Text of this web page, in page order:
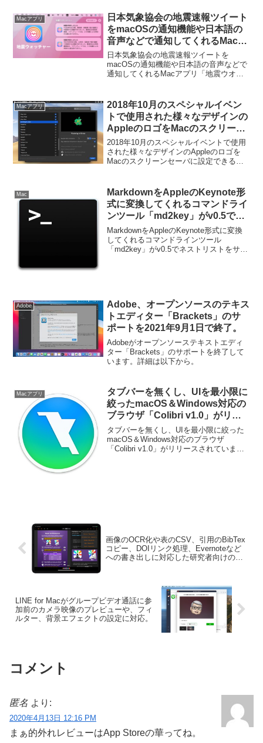
Macアプリ
日本気象協会の地震速報ツイート
をmacOSの通知機能や日本語の
音声などで通知してくれるMacア
プリ「地震ウオッチャー」がリリ
ース。
日本気象協会の地震速報ツイートを
macOSの通知機能や日本語の音声などで
通知してくれるMacアプリ「地震ウオッ
Macアプリ
2018年10月のスペシャルイベン
トで使用された様々なデザインの
AppleのロゴをMacのスクリーン
セーバに設定できる
「Brooklyn」がアニメーション
の選択に対応。
2018年10月のスペシャルイベントで使用
された様々なデザインのAppleのロゴを
Macのスクリーンセーバに設定できる
Mac
MarkdownをAppleのKeynote形
式に変換してくれるコマンドライ
ンツール「md2key」がv0.5でネ
ストリストをサポート。
MarkdownをAppleのKeynote形式に変換
してくれるコマンドラインツール
「md2key」がv0.5でネストリストをサポ
Adobe
Adobe、オープンソースのテキス
トエディター「Brackets」のサ
ポートを2021年9月1日で終了。
Adobeがオープンソーステキストエディ
ター「Brackets」のサポートを終了して
います。詳細は以下から。
Macアプリ
タブバーを無くし、UIを最小限に
絞ったmacOS＆Windows対応の
ブラウザ「Colibri v1.0」がリリ
ース。
タブバーを無くし、UIを最小限に絞った
macOS＆Windows対応のブラウザ
「Colibri v1.0」がリリースされていま
画像のOCR化や表のCSV、引用のBibTex
コピー、DOIリンク処理、Evernoteなど
への書き出しに対応した研究者向けの
LINE for Macがグループビデオ通話に参
加前のカメラ映像のプレビューや、フィ
ルター、背景エフェクトの設定に対応。
コメント
匿名 より:
2020年4月13日 12:16 PM
まぁ的外れレビューはApp Storeの華ってね。